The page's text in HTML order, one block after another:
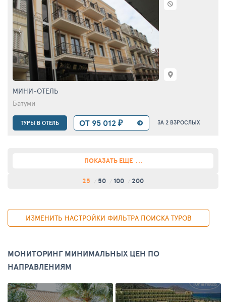
МИНИ-ОТЕЛЬ
Батуми
ТУРЫ В ОТЕЛЬ ОТ 95 012 ₽ ЗА 2 ВЗРОСЛЫХ
ПОКАЗАТЬ ЕЩЕ
25 50 100 200
ИЗМЕНИТЬ НАСТРОЙКИ ФИЛЬТРА ПОИСКА ТУРОВ
МОНИТОРИНГ МИНИМАЛЬНЫХ ЦЕН ПО
НАПРАВЛЕНИЯМ